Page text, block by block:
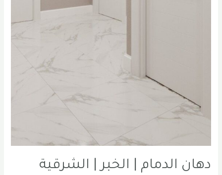
دهان الدمام | الخبر | الشرقية